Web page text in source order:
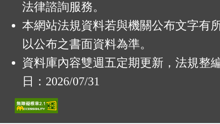
法律諮詢服務。
本網站法規資料若與機關公布文字有
以公布之書面資料為準。
資料庫內容雙週五定期更新，法規整
日：2026/07/31